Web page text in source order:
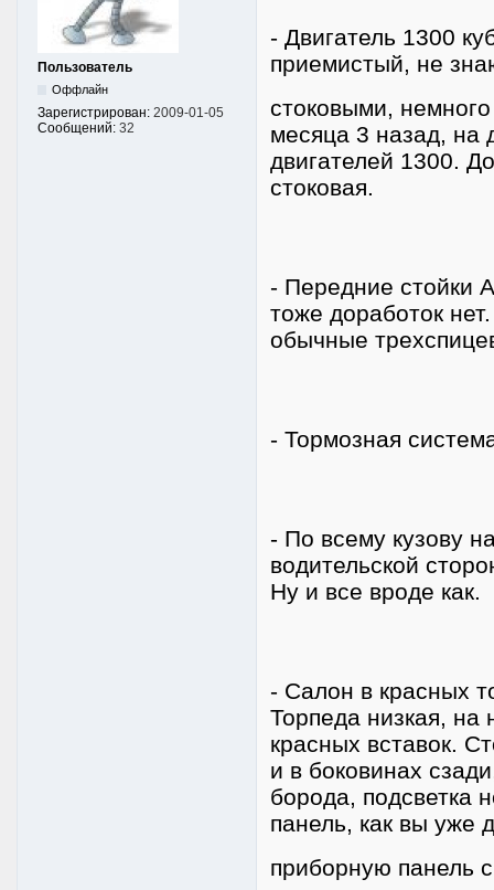
Пользователь
Оффлайн
Зарегистрирован: 2009-01-05
Сообщений: 32
- Двигатель 1300
приемистый, не
стоковыми,
месяца 3 назад, на
двигателей 1300.
стоковая.
- Передние стойки
тоже доработок
обычные
- Тормозная
- По всему кузову
водительской
Ну и все вроде как.
- Салон в красных
Торпеда низкая, на
красных вставок.
и в боковинах
борода, подсветка
панель, как вы уже
приборную панель